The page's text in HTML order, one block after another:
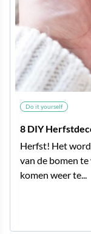
Do it yourself
8 DIY
Herfst! Het
van de bomen
komen weer te...